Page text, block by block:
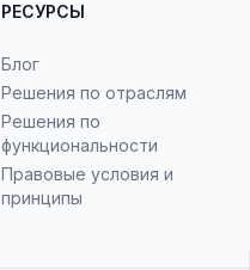
РЕСУРСЫ
Блог
Решения по отраслям
Решения по
функциональности
Правовые условия и
принципы